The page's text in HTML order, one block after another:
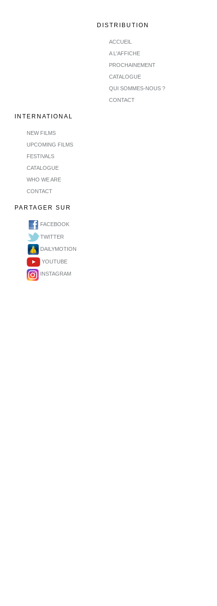
DISTRIBUTION
ACCUEIL
A L'AFFICHE
PROCHAINEMENT
CATALOGUE
QUI SOMMES-NOUS ?
CONTACT
INTERNATIONAL
NEW FILMS
UPCOMING FILMS
FESTIVALS
CATALOGUE
WHO WE ARE
CONTACT
PARTAGER SUR
FACEBOOK
TWITTER
DAILYMOTION
YOUTUBE
INSTAGRAM